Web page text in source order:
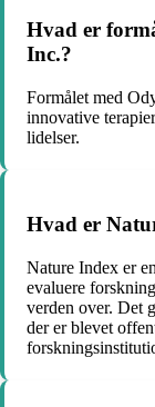
Hvad er
Inc.?
Formålet med
innovative
lidelser.
Hvad er
Nature Index er
evaluere
verden over. Det
der er blevet